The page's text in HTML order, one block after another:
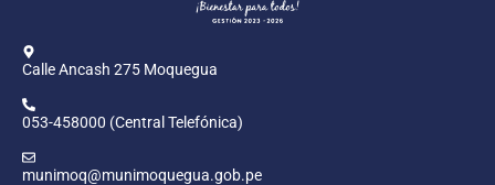
Calle Ancash 275 Moquegua
053-458000 (Central Telefónica)
munimoq@munimoquegua.gob.pe